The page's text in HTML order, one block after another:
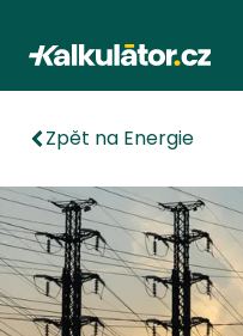
Kalkulátor.cz
Zpět na Energie